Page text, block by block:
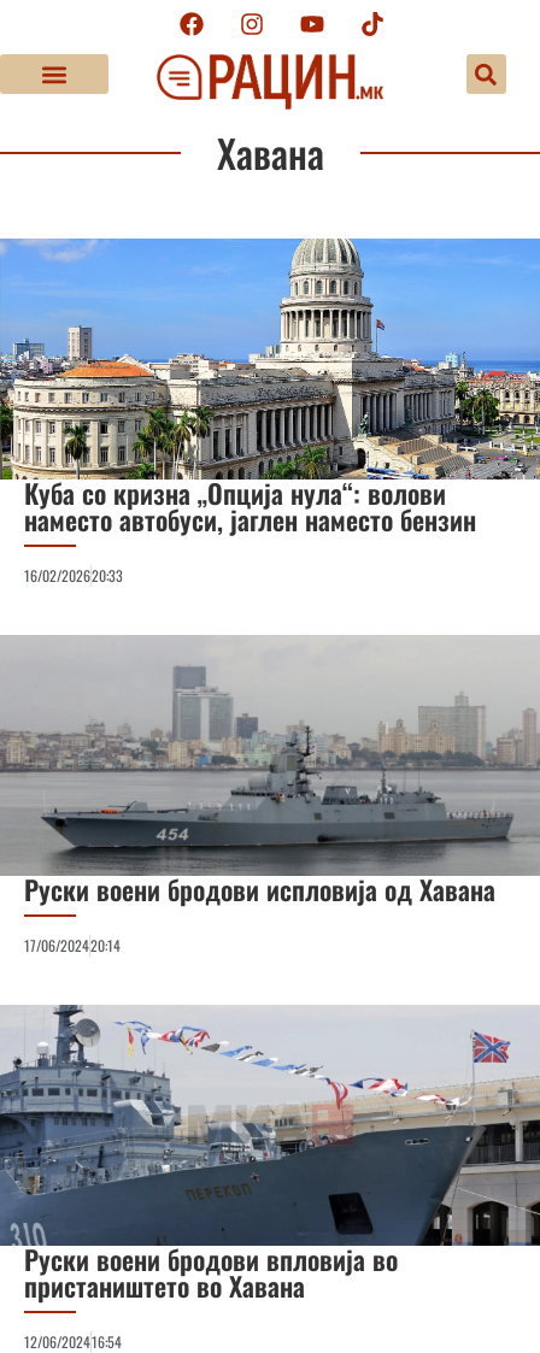
Хавана
Куба со кризна „Опција нула“: волови
наместо автобуси, јаглен наместо бензин
16/02/202620:33
Руски воени бродови испловија од Хавана
17/06/202420:14
Руски воени бродови впловија во
пристаништето во Хавана
12/06/202416:54